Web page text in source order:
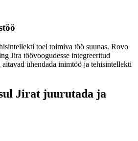
toel toimiva töö suunas. Rovo
Jira töövoogudesse integreeritud
ühendada inimtöö ja tehisintellekti
Jirat juurutada ja